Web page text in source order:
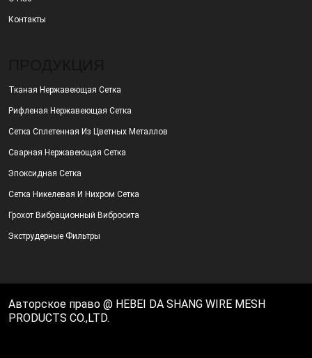
Контакты
Тканая Нержавеющая Сетка
Рифленая Нержавеющая Сетка
Сетка Сплетенная Из Цветных Металлов
Сварная Нержавеющая Сетка
Эпоксидная Сетка
Сетка Никелевая И Нихром Сетка
Грохот Вибрационный Вибросита
Экструдерные Фильтры
Авторское право @ HEBEI DA SHANG WIRE MESH
PRODUCTS CO.,LTD.